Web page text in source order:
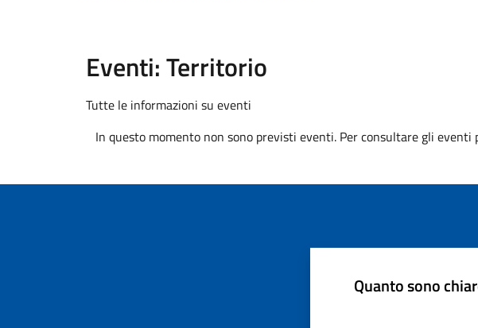
Eventi: Territorio
Tutte le informazioni su eventi
In questo momento non sono previsti eventi. Per consultare gli eventi
Quanto sono